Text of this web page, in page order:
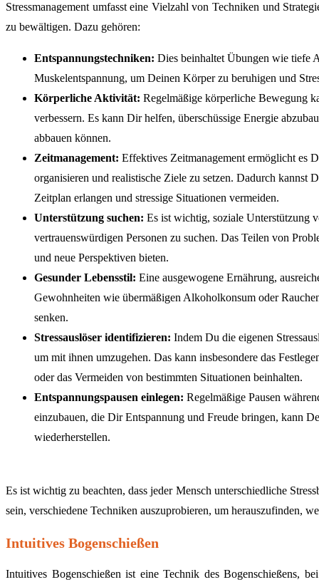
Stressmanagement umfasst eine Vielzahl von Techniken und
zu bewältigen. Dazu gehören:
Entspannungstechniken: Dies beinhaltet Übungen wie tiefe
Muskelentspannung, um Deinen Körper zu beruhigen und
Körperliche Aktivität: Regelmäßige körperliche Bewegung
verbessern. Es kann Dir helfen, überschüssige Energie
abbauen können.
Zeitmanagement: Effektives Zeitmanagement ermöglicht es
organisieren und realistische Ziele zu setzen. Dadurch kannst
Zeitplan erlangen und stressige Situationen vermeiden.
Unterstützung suchen: Es ist wichtig, soziale Unterstützung
vertrauenswürdigen Personen zu suchen. Das Teilen von
und neue Perspektiven bieten.
Gesunder Lebensstil: Eine ausgewogene Ernährung,
Gewohnheiten wie übermäßigen Alkoholkonsum oder
senken.
Stressauslöser identifizieren: Indem Du die eigenen
um mit ihnen umzugehen. Das kann insbesondere das
oder das Vermeiden von bestimmten Situationen beinhalten.
Entspannungspausen einlegen: Regelmäßige Pausen
einzubauen, die Dir Entspannung und Freude bringen, kann
wiederherstellen.
Es ist wichtig zu beachten, dass jeder Mensch unterschiedliche
sein, verschiedene Techniken auszuprobieren, um herauszufinden,
Intuitives Bogenschießen
Intuitives Bogenschießen ist eine Technik des Bogenschießens,